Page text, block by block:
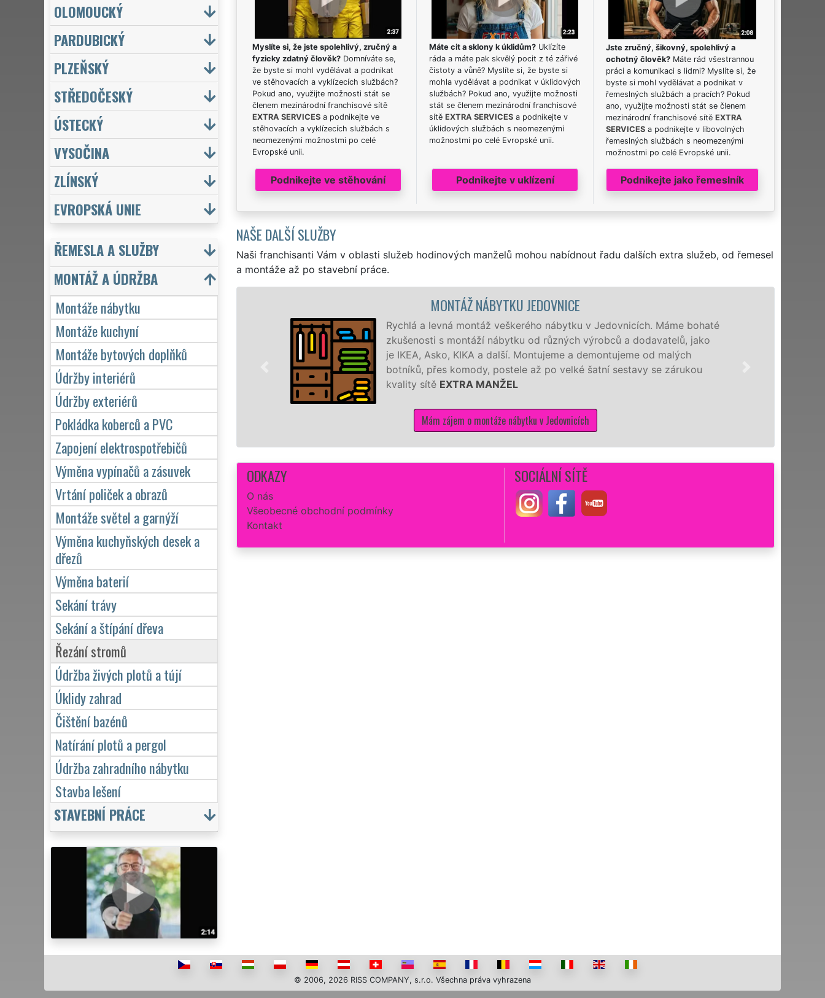
Myslíte si, že jste spolehlivý, zručný a
fyzicky zdatný člověk?Domníváte se,
že byste si mohl vydělávat a podnikat
ve stěhovacích a vyklízecích službách?
Pokud ano, využijte možnosti stát se
členem mezinárodní franchisové sítě
EXTRA SERVICESa podnikejte ve
stěhovacích a vyklízecích službách s
neomezenými možnostmi po celé
Evropské unii.
Podnikejte ve stěhování
Máte cit a sklony k úklidům?Uklízíte
ráda a máte pak skvělý pocit z té zářivé
čistoty a vůně? Myslíte si, že byste si
mohla vydělávat a podnikat v úklidových
službách? Pokud ano, využijte možnosti
stát se členem mezinárodní franchisové
sítě EXTRA SERVICESa podnikejte v
úklidových službách s neomezenými
možnostmi po celé Evropské unii.
Podnikejte v uklízení
Jste zručný, šikovný, spolehlivý a
ochotný člověk? Máte rád všestrannou
práci a komunikaci s lidmi? Myslíte si, že
byste si mohl vydělávat a podnikat v
řemeslných službách a pracích? Pokud
ano, využijte možnosti stát se členem
mezinárodní franchisové sítěEXTRA
SERVICES a podnikejte v libovolných
řemeslných službách s neomezenými
možnostmi po celé Evropské unii.
Podnikejte jako řemeslník
NAŠE DALŠÍ SLUŽBY
Naši franchisanti Vám v oblasti služeb hodinových manželů mohou nabídnout řadu dalších extra služeb, od řemesel
a montáže až po stavební práce.
Rychlá a levná montáž veškerého nábytku v Jedovnicích. Máme bohaté
zkušenosti s montáží nábytku od různých výrobců a dodavatelů, jako
je IKEA, Asko, KIKA a další. Montujeme a demontujeme od malých
botníků, přes komody, postele až po velké šatní sestavy se zárukou
EXTRA MANŽEL
ODKAZY
O nás
Všeobecné obchodní podmínky
Kontakt
SOCIÁLNÍ SÍTĚ
OLOMOUCKÝ
PARDUBICKÝ
PLZEŇSKÝ
STŘEDOČESKÝ
ÚSTECKÝ
VYSOČINA
ZLÍNSKÝ
EVROPSKÁ UNIE
ŘEMESLA A SLUŽBY
MONTÁŽ A ÚDRŽBA
Montáže nábytku
Montáže kuchyní
Montáže bytových doplňků
Údržby interiérů
Údržby exteriérů
Pokládka koberců a PVC
Zapojení elektrospotřebičů
Výměna vypínačů a zásuvek
Vrtání poliček a obrazů
Montáže světel a garnýží
Výměna kuchyňských desek a
dřezů
Výměna baterií
Sekání trávy
Sekání a štípání dřeva
Řezání stromů
Údržba živých plotů a tújí
Úklidy zahrad
Čištění bazénů
Natírání plotů a pergol
Údržba zahradního nábytku
Stavba lešení
STAVEBNÍ PRÁCE
© 2006, 2026 RISS COMPANY, s.r.o. Všechna práva vyhrazena